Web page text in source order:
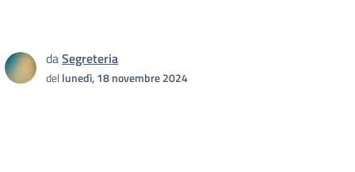
daSegreteria
dellunedì, 18 novembre 2024